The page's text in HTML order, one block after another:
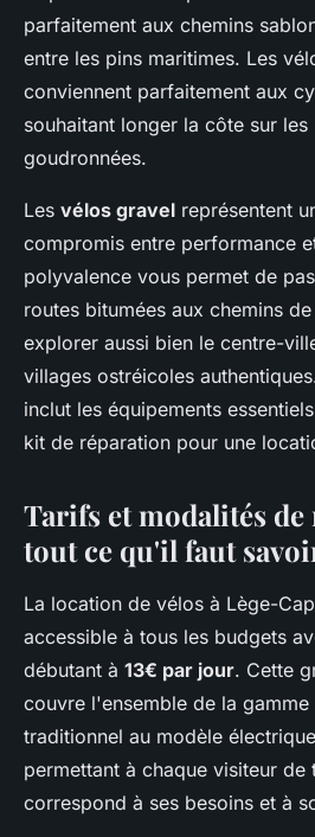
parfaitement aux chemins
entre les pins maritimes. Les
conviennent parfaitement aux
souhaitant longer la côte sur
goudronnées.
Les vélos gravel représentent
compromis entre performance
polyvalence vous permet de
routes bitumées aux chemins
explorer aussi bien le centre-
villages ostréicoles
inclut les équipements
kit de réparation pour une
Tarifs et modalités
tout ce qu'il faut
La location de vélos à Lège-
accessible à tous les budgets
débutant à 13€ par jour. Cette
couvre l'ensemble de la
traditionnel au modèle
permettant à chaque visiteur
correspond à ses besoins et à